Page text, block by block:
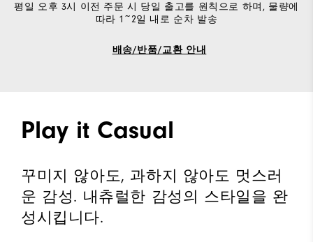
평일 오후 3시 이전 주문 시 당일 출고를 원칙으로 하며, 물량에
따라 1~2일 내로 순차 발송
배송/반품/교환 안내
Play it Casual
꾸미지 않아도, 과하지 않아도 멋스러
운 감성. 내츄럴한 감성의 스타일을 완
성시킵니다.